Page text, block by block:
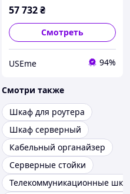
57 732₴
Смотреть
USEme 94%
Смотри также
Шкаф для роутера
Шкаф серверный
Кабельный органайзер
Серверные стойки
Телекоммуникационные